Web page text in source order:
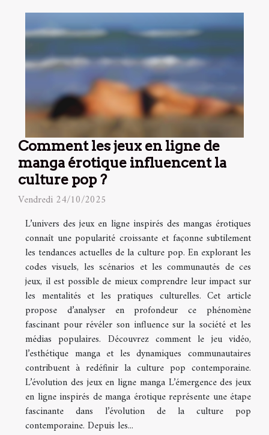
Comment les jeux en ligne de
manga érotique influencent la
culture pop ?
Vendredi 24/10/2025
L’univers des jeux en ligne inspirés des mangas érotiques
connaît une popularité croissante et façonne subtilement
les tendances actuelles de la culture pop. En explorant les
codes visuels, les scénarios et les communautés de ces
jeux, il est possible de mieux comprendre leur impact sur
les mentalités et les pratiques culturelles. Cet article
propose d’analyser en profondeur ce phénomène
fascinant pour révéler son influence sur la société et les
médias populaires. Découvrez comment le jeu vidéo,
l’esthétique manga et les dynamiques communautaires
contribuent à redéfinir la culture pop contemporaine.
L’évolution des jeux en ligne manga L’émergence des jeux
en ligne inspirés de manga érotique représente une étape
fascinante dans l’évolution de la culture pop
contemporaine. Depuis les...